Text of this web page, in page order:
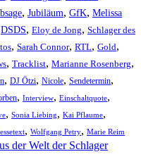
, Jubiläum, GfK, Melissa
DSDS, Eloy de Jong, Schlager des
, Sarah Connor, RTL, Gold,
, Tracklist, Marianne Rosenberg,
, DJ Ötzi, Nicole, Sendetermin,
, Interview, Einschaltquote,
, Sonia Liebing, Kai Pflaume,
, Wolfgang Petry, Marie Reim